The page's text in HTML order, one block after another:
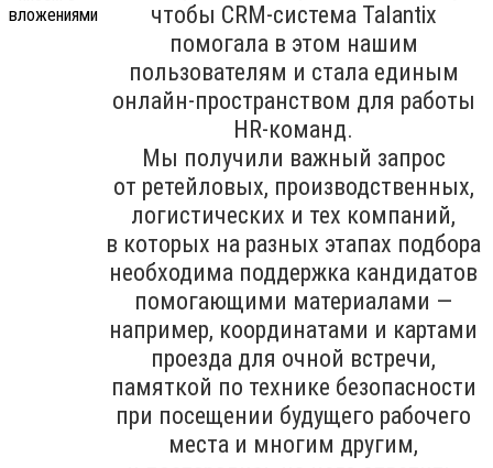
чтобы CRM-система Talantix
помогала в этом нашим
пользователям и стала единым
онлайн-пространством для работы
HR-команд.
Мы получили важный запрос
от ретейловых, производственных,
логистических и тех компаний,
в которых на разных этапах подбора
необходима поддержка кандидатов
помогающими материалами —
например, координатами и картами
проезда для очной встречи,
памяткой по технике безопасности
при посещении будущего рабочего
места и многим другим,